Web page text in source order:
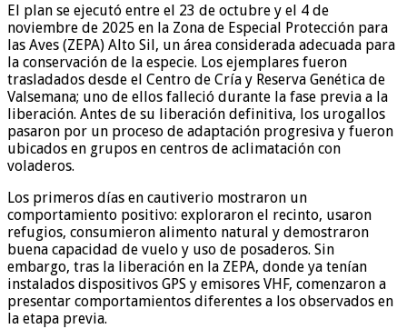
El plan se ejecutó entre el 23 de octubre y el 4 de
noviembre de 2025 en la Zona de Especial Protección para
las Aves (ZEPA) Alto Sil, un área considerada adecuada para
la conservación de la especie. Los ejemplares fueron
trasladados desde el Centro de Cría y Reserva Genética de
Valsemana; uno de ellos falleció durante la fase previa a la
liberación. Antes de su liberación definitiva, los urogallos
pasaron por un proceso de adaptación progresiva y fueron
ubicados en grupos en centros de aclimatación con
voladeros.
Los primeros días en cautiverio mostraron un
comportamiento positivo: exploraron el recinto, usaron
refugios, consumieron alimento natural y demostraron
buena capacidad de vuelo y uso de posaderos. Sin
embargo, tras la liberación en la ZEPA, donde ya tenían
instalados dispositivos GPS y emisores VHF, comenzaron a
presentar comportamientos diferentes a los observados en
la etapa previa.